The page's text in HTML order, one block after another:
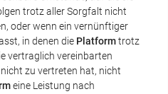
trotz aller Sorgfalt nicht
oder wenn ein vernünftiger
in denen die Platformtrotz
vertraglich vereinbarten
zu vertreten hat, nicht
eine Leistung nach